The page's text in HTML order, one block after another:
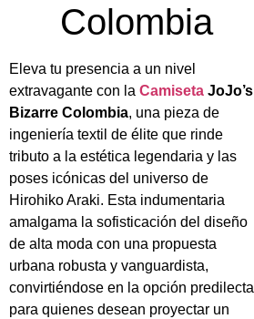
Colombia
Eleva tu presencia a un nivel
extravagante con la Camiseta JoJo’s
Bizarre Colombia, una pieza de
ingeniería textil de élite que rinde
tributo a la estética legendaria y las
poses icónicas del universo de
Hirohiko Araki. Esta indumentaria
amalgama la sofisticación del diseño
de alta moda con una propuesta
urbana robusta y vanguardista,
convirtiéndose en la opción predilecta
para quienes desean proyectar un